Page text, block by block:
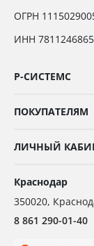
ОГРН
ИНН 7811246865
Р-СИСТЕМС
ПОКУПАТЕЛЯМ
ЛИЧНЫЙ
Краснодар
350020,
8 861 290-01-40